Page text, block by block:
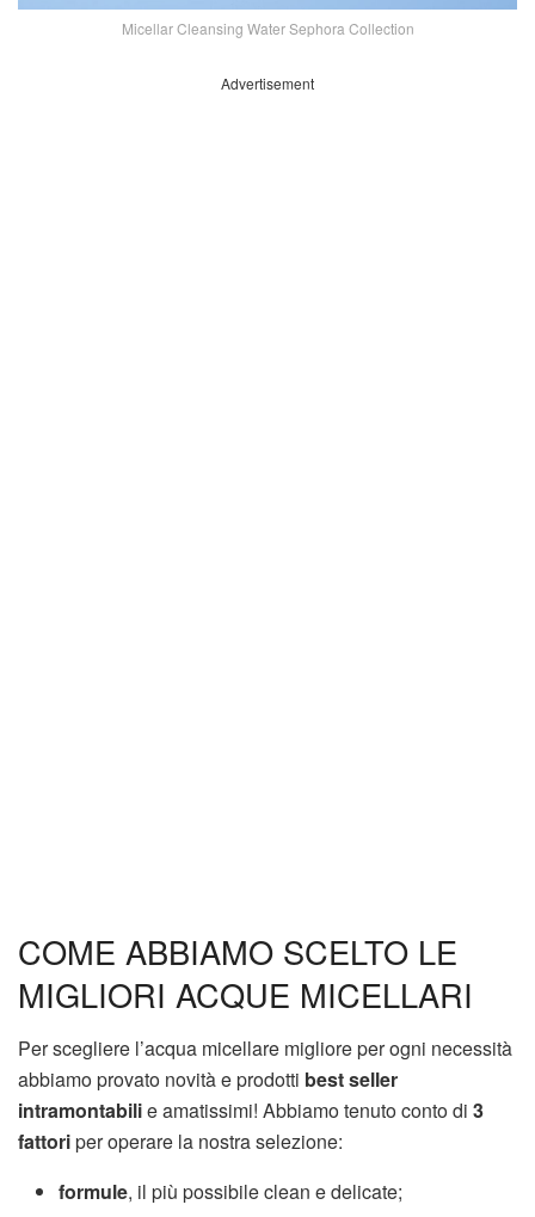
Micellar Cleansing Water Sephora Collection
Advertisement
COME ABBIAMO SCELTO LE
MIGLIORI ACQUE MICELLARI
Per scegliere l’acqua micellare migliore per ogni necessità
abbiamo provato novità e prodotti best seller
intramontabilie amatissimi! Abbiamo tenuto conto di 3
fattoriper operare la nostra selezione:
formule, il più possibile clean e delicate;